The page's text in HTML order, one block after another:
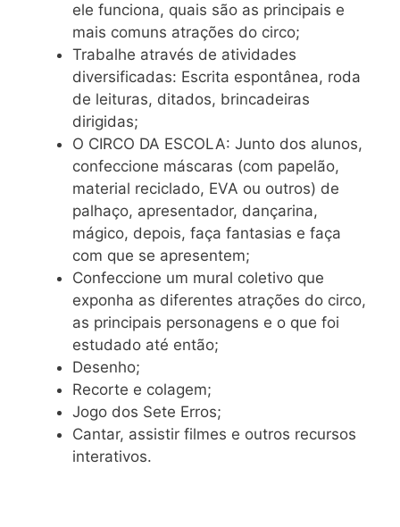
ele funciona, quais são as principais e
mais comuns atrações do circo;
Trabalhe através de atividades
diversificadas: Escrita espontânea, roda
de leituras, ditados, brincadeiras
dirigidas;
O CIRCO DA ESCOLA: Junto dos alunos,
confeccione máscaras (com papelão,
material reciclado, EVA ou outros) de
palhaço, apresentador, dançarina,
mágico, depois, faça fantasias e faça
com que se apresentem;
Confeccione um mural coletivo que
exponha as diferentes atrações do circo,
as principais personagens e o que foi
estudado até então;
Desenho;
Recorte e colagem;
Jogo dos Sete Erros;
Cantar, assistir filmes e outros recursos
interativos.